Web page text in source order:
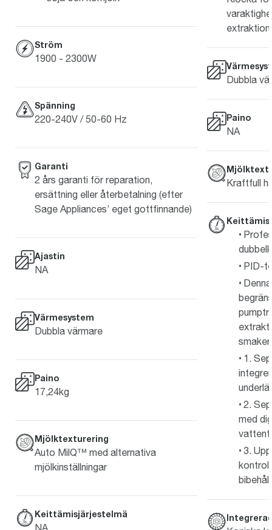
Ström
1900 - 2300W
Spänning
220-240V / 50-60 Hz
Garanti
2 års garanti för reparation,
ersättning eller återbetalning (efter
Sage Appliances’ eget gottfinnande)
Ajastin
NA
Värmesystem
Dubbla värmare
Paino
17,24kg
Mjölktexturering
Auto MilQ™ med alternativa
mjölkinställningar
Keittämisjärjestelmä
NA
Dubbla
Paino
NA
Kraftfull
PID-
1.
2.
med
3.